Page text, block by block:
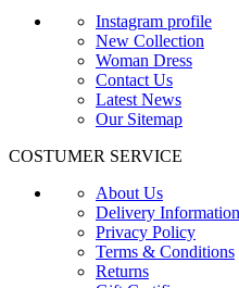
Instagram profile
New Collection
Woman Dress
Contact Us
Latest News
Our Sitemap
COSTUMER SERVICE
About Us
Delivery Information
Privacy Policy
Terms & Conditions
Returns